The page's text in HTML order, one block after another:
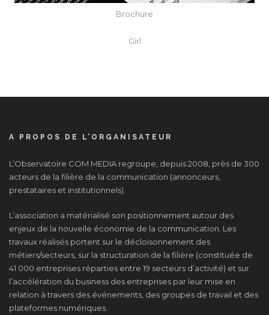
Brochure
Girl
A PROPOS DE L’ORGANISATEUR
L’Observatoire COM MEDIA regroupe, depuis 2008, près de 300
acteurs de la filière de la communication (annonceurs,
prestataires et institutionnels).
L’association a matérialisé son positionnement autour des
enjeux de la nouvelle économie de la communication. Les
travaux réalisés portent sur le décloisonnement des
métiers/secteurs, sur la structuration de la filière (constituée de
41 000 entreprises réparties entre 19 secteurs d’activité) et sur
l’accélération du business des entreprises par leur mise en
relation à travers des événements, des groupes de travail et des
plateformes numériques.